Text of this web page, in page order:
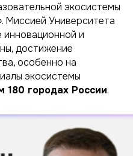
экосистемы
Миссией Университета
инновационной и
достижение
особенно на
экосистемы
180 городах России.